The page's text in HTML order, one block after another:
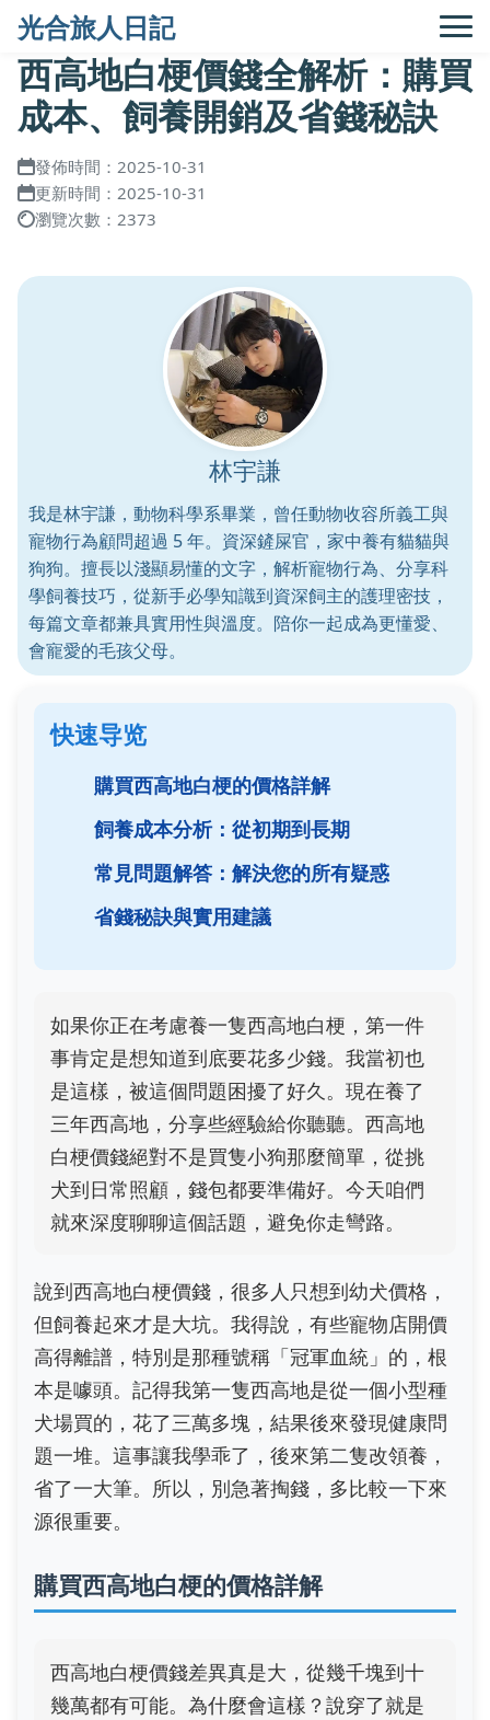
光合旅人日記
西高地白梗價錢全解析：購買
成本、飼養開銷及省錢秘訣
發佈時間：2025-10-31
更新時間：2025-10-31
瀏覽次數：2373
林宇謙
我是林宇謙，動物科學系畢業，曾任動物收容所義工與
寵物行為顧問超過 5 年。資深鏟屎官，家中養有貓貓與
狗狗。擅長以淺顯易懂的文字，解析寵物行為、分享科
學飼養技巧，從新手必學知識到資深飼主的護理密技，
每篇文章都兼具實用性與溫度。陪你一起成為更懂愛、
會寵愛的毛孩父母。
快速导览
購買西高地白梗的價格詳解
飼養成本分析：從初期到長期
常見問題解答：解決您的所有疑惑
省錢秘訣與實用建議
如果你正在考慮養一隻西高地白梗，第一件
事肯定是想知道到底要花多少錢。我當初也
是這樣，被這個問題困擾了好久。現在養了
三年西高地，分享些經驗給你聽聽。西高地
白梗價錢絕對不是買隻小狗那麼簡單，從挑
犬到日常照顧，錢包都要準備好。今天咱們
就來深度聊聊這個話題，避免你走彎路。
說到西高地白梗價錢，很多人只想到幼犬價格，
但飼養起來才是大坑。我得說，有些寵物店開價
高得離譜，特別是那種號稱「冠軍血統」的，根
本是噱頭。記得我第一隻西高地是從一個小型種
犬場買的，花了三萬多塊，結果後來發現健康問
題一堆。這事讓我學乖了，後來第二隻改領養，
省了一大筆。所以，別急著掏錢，多比較一下來
源很重要。
購買西高地白梗的價格詳解
西高地白梗價錢差異真是大，從幾千塊到十
幾萬都有可能。為什麼會這樣？說穿了就是